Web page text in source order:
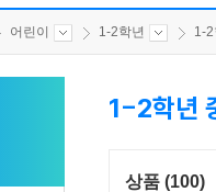
어린이 1-2학년 1-
1-2학년
상품 (100)